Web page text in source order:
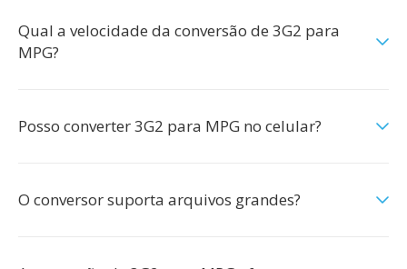
Qual a velocidade da conversão de 3G2 para
MPG?
Posso converter 3G2 para MPG no celular?
O conversor suporta arquivos grandes?